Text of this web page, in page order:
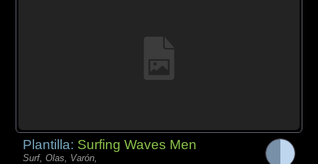
Plantilla: Surfing Waves Men
Surf, Olas, Varón,